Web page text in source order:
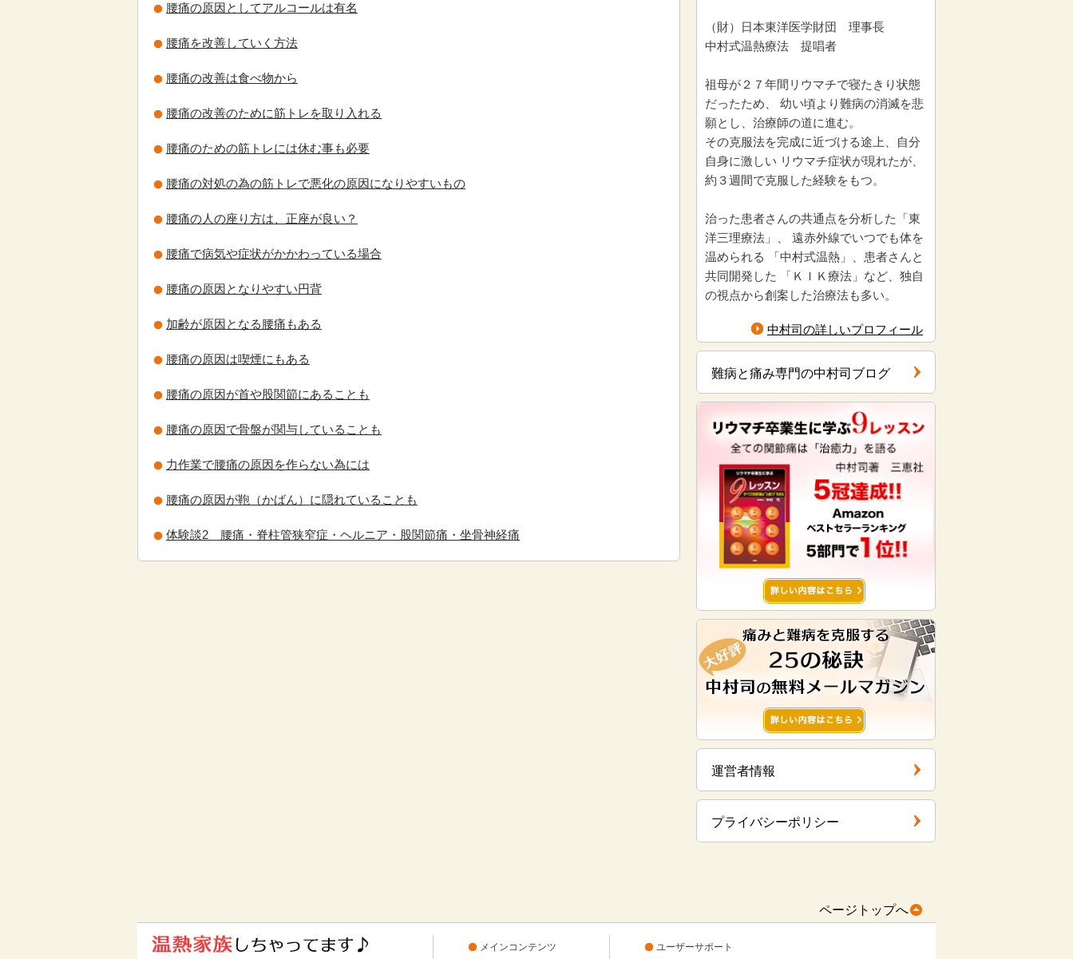
腰痛の原因としてアルコールは有名
腰痛を改善していく方法
腰痛の改善は食べ物から
腰痛の改善のために筋トレを取り入れる
腰痛のための筋トレには休む事も必要
腰痛の対処の為の筋トレで悪化の原因になりやすいもの
腰痛の人の座り方は、正座が良い？
腰痛で病気や症状がかかわっている場合
腰痛の原因となりやすい円背
加齢が原因となる腰痛もある
腰痛の原因は喫煙にもある
腰痛の原因が首や股関節にあることも
腰痛の原因で骨盤が関与していることも
力作業で腰痛の原因を作らない為には
腰痛の原因が鞄（かばん）に隠れていることも
体験談2 腰痛・脊柱管狭窄症・ヘルニア・股関節痛・坐骨神経痛
（財）日本東洋医学財団 理事長
中村式温熱療法 提唱者
祖母が２７年間リウマチで寝たきり状態
だったため、 幼い頃より難病の消滅を悲
願とし、治療師の道に進む。
その克服法を完成に近づける途上、自分
自身に激しい リウマチ症状が現れたが、
約３週間で克服した経験をもつ。
治った患者さんの共通点を分析した「東
洋三理療法」、 遠赤外線でいつでも体を
温められる 「中村式温熱」、患者さんと
共同開発した 「ＫＩＫ療法」など、独自
の視点から創案した治療法も多い。
中村司の詳しいプロフィール
難病と痛み専門の中村司ブログ
運営者情報
プライバシーポリシー
ページトップへ
メインコンテンツ ユーザーサポート